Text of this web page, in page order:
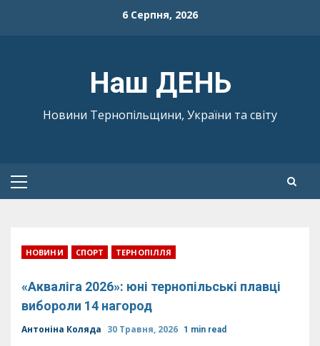
6 Серпня, 2026
Наш ДЕНЬ
Новини Тернопільщини, України та світу
Primary
НОВИНИ СПОРТ ТЕРНОПІЛЛЯ
«Акваліга 2026»: юні тернопільські плавці
вибороли 14 нагород
Антоніна Коляда 30 Травня, 2026 1 min read